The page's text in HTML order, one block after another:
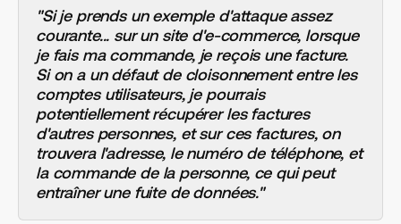
"Si je prends un exemple d'attaque assez
courante... sur un site d'e-commerce, lorsque
je fais ma commande, je reçois une facture.
Si on a un défaut de cloisonnement entre les
comptes utilisateurs, je pourrais
potentiellement récupérer les factures
d'autres personnes, et sur ces factures, on
trouvera l'adresse, le numéro de téléphone, et
la commande de la personne, ce qui peut
entraîner une fuite de données."